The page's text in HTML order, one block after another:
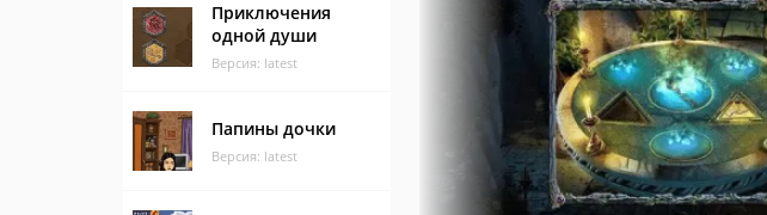
Приключения
одной души
Версия: latest
Папины дочки
Версия: latest